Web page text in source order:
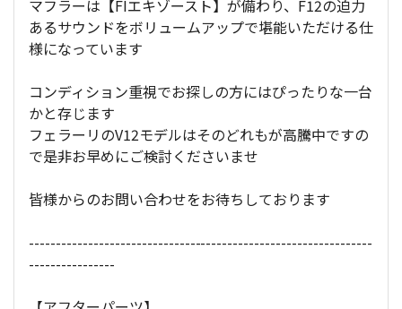
マフラーは【FIエキゾースト】が備わり、F12の迫力
あるサウンドをボリュームアップで堪能いただける仕
様になっています
コンディション重視でお探しの方にはぴったりな一台
かと存じます
フェラーリのV12モデルはそのどれもが高騰中ですの
で是非お早めにご検討くださいませ
皆様からのお問い合わせをお待ちしております
----------------------------------------------------------------
----------------